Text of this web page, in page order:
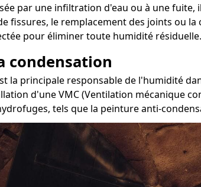
par une infiltration d'eau ou à une fuite,
fissures, le remplacement des joints ou
pour éliminer toute humidité résiduelle.
condensation
la principale responsable de l'humidité
d'une VMC (Ventilation mécanique
tels que la peinture anti-